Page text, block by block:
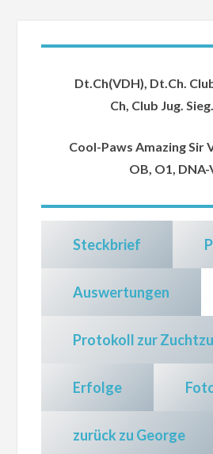
Dt.Ch(VDH), Dt.Ch.
Ch, Club Jug.
Cool-Paws Amazing Sir
OB, O1, DNA-
Steckbrief
Auswertungen
Protokoll zur
Erfolge
zurück zu George